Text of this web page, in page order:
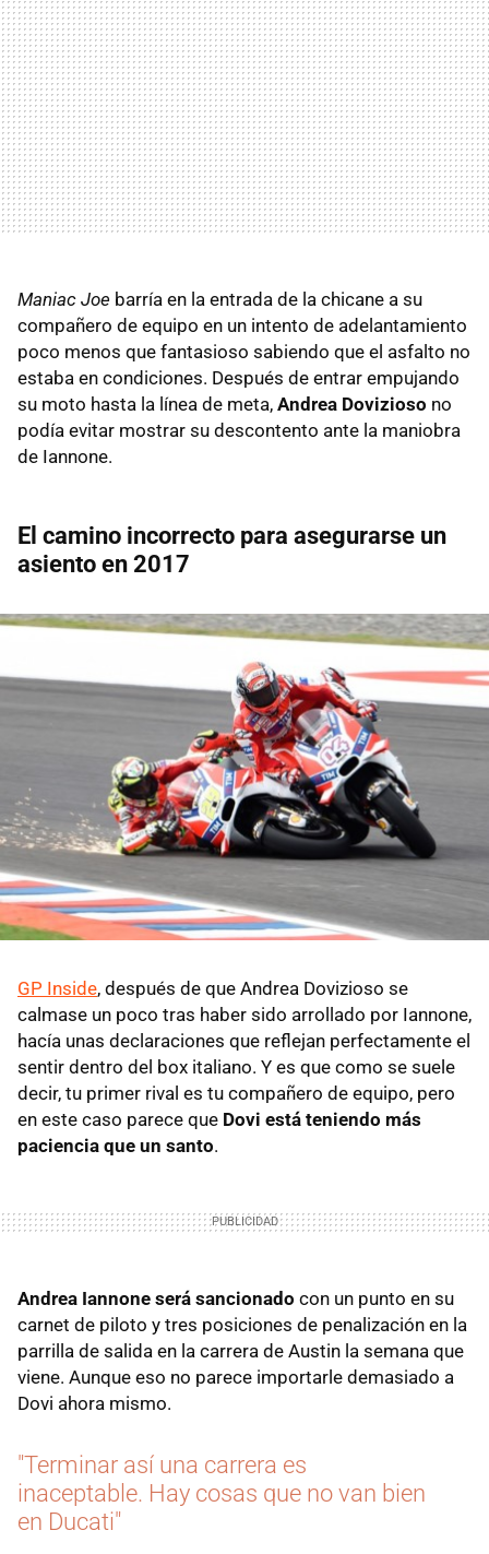
Maniac Joe barría en la entrada de la chicane a su
compañero de equipo en un intento de adelantamiento
poco menos que fantasioso sabiendo que el asfalto no
estaba en condiciones. Después de entrar empujando
su moto hasta la línea de meta, Andrea Dovizioso no
podía evitar mostrar su descontento ante la maniobra
de Iannone.
El camino incorrecto para asegurarse un
asiento en 2017
GP Inside, después de que Andrea Dovizioso se
calmase un poco tras haber sido arrollado por Iannone,
hacía unas declaraciones que reflejan perfectamente el
sentir dentro del box italiano. Y es que como se suele
decir, tu primer rival es tu compañero de equipo, pero
en este caso parece que Dovi está teniendo más
paciencia que un santo.
Andrea Iannone será sancionado con un punto en su
carnet de piloto y tres posiciones de penalización en la
parrilla de salida en la carrera de Austin la semana que
viene. Aunque eso no parece importarle demasiado a
Dovi ahora mismo.
"Terminar así una carrera es
inaceptable. Hay cosas que no van bien
en Ducati"